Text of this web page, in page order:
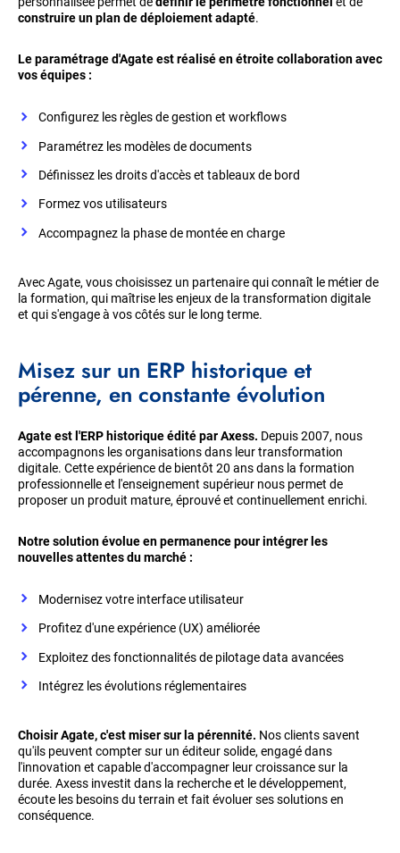
construire un plan de déploiement adapté.
Le paramétrage d'Agate est réalisé en étroite collaboration avec
vos équipes :
Configurez les règles de gestion et workflows
Paramétrez les modèles de documents
Définissez les droits d'accès et tableaux de bord
Formez vos utilisateurs
Accompagnez la phase de montée en charge
Avec Agate, vous choisissez un partenaire qui connaît le métier de
la formation, qui maîtrise les enjeux de la transformation digitale
et qui s'engage à vos côtés sur le long terme.
Misez sur un ERP historique et
pérenne, en constante évolution
Agate est l'ERP historique édité par Axess. Depuis 2007, nous
accompagnons les organisations dans leur transformation
digitale. Cette expérience de bientôt 20 ans dans la formation
professionnelle et l'enseignement supérieur nous permet de
proposer un produit mature, éprouvé et continuellement enrichi.
Notre solution évolue en permanence pour intégrer les
nouvelles attentes du marché :
Modernisez votre interface utilisateur
Profitez d'une expérience (UX) améliorée
Exploitez des fonctionnalités de pilotage data avancées
Intégrez les évolutions réglementaires
Choisir Agate, c'est miser sur la pérennité. Nos clients savent
qu'ils peuvent compter sur un éditeur solide, engagé dans
l'innovation et capable d'accompagner leur croissance sur la
durée. Axess investit dans la recherche et le développement,
écoute les besoins du terrain et fait évoluer ses solutions en
conséquence.